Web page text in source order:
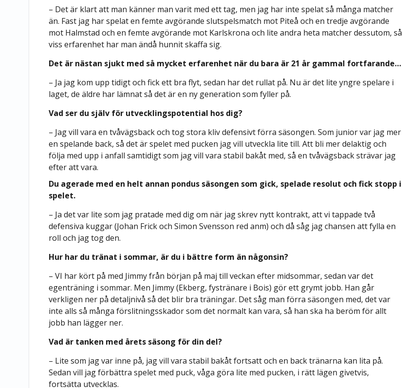
– Det är klart att man känner man varit med ett tag, men jag har inte spelat så många matcher
än. Fast jag har spelat en femte avgörande slutspelsmatch mot Piteå och en tredje avgörande
mot Halmstad och en femte avgörande mot Karlskrona och lite andra heta matcher dessutom, så
viss erfarenhet har man ändå hunnit skaffa sig.
Det är nästan sjukt med så mycket erfarenhet när du bara är 21 år gammal fortfarande…
– Ja jag kom upp tidigt och fick ett bra flyt, sedan har det rullat på. Nu är det lite yngre spelare i
laget, de äldre har lämnat så det är en ny generation som fyller på.
Vad ser du själv för utvecklingspotential hos dig?
– Jag vill vara en tvåvägsback och tog stora kliv defensivt förra säsongen. Som junior var jag mer
en spelande back, så det är spelet med pucken jag vill utveckla lite till. Att bli mer delaktig och
följa med upp i anfall samtidigt som jag vill vara stabil bakåt med, så en tvåvägsback strävar jag
efter att vara.
Du agerade med en helt annan pondus säsongen som gick, spelade resolut och fick stopp i
spelet.
– Ja det var lite som jag pratade med dig om när jag skrev nytt kontrakt, att vi tappade två
defensiva kuggar (Johan Frick och Simon Svensson red anm) och då såg jag chansen att fylla en
roll och jag tog den.
Hur har du tränat i sommar, är du i bättre form än någonsin?
– VI har kört på med Jimmy från början på maj till veckan efter midsommar, sedan var det
egenträning i sommar. Men Jimmy (Ekberg, fystränare i Bois) gör ett grymt jobb. Han går
verkligen ner på detaljnivå så det blir bra träningar. Det såg man förra säsongen med, det var
inte alls så många förslitningsskador som det normalt kan vara, så han ska ha beröm för allt
jobb han lägger ner.
Vad är tanken med årets säsong för din del?
– Lite som jag var inne på, jag vill vara stabil bakåt fortsatt och en back tränarna kan lita på.
Sedan vill jag förbättra spelet med puck, våga göra lite med pucken, i rätt lägen givetvis,
fortsätta utvecklas.